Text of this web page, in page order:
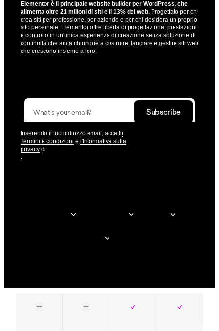
Elementor è il principale website builder per WordPress, che
alimenta oltre 21 milioni di siti e il 13% del web. Progettato per chi
crea siti per professione, per aziende e per chi desidera un proprio
sito personale, Elementor offre libertà di progettazione, prestazioni
e controllo in un'unica esperienza di creazione senza soluzione di
continuità che aiuta chiunque a costruire, lanciare e gestire siti web
che crescono insieme a loro.
Inserendo il tuo indirizzo email, accettii
Termini e condizioni e l'Informativa sulla
privacy di
.